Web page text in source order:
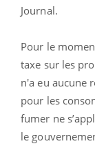
Journal.
Pour le
taxe sur les
n'a eu aucune
pour les
fumer ne
le